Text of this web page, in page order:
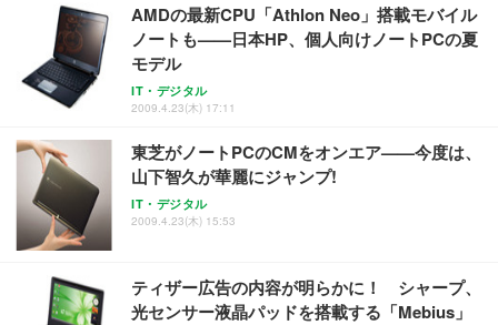
ト 幅52×奥行58.5×高さ84～96cm テレワーク 在宅
勤務 ブラック
￥4,139
像低減 (3年保証 | 輝点保証 | 日本メーカー)
￥34,980
￥3,731
AMDの最新CPU「Athlon Neo」搭載モバイル
ノートも——日本HP、個人向けノートPCの夏
モデル
IT・デジタル
2009.4.23(木) 17:11
東芝がノートPCのCMをオンエア——今度は、
山下智久が華麗にジャンプ!
IT・デジタル
2009.4.23(木) 15:53
ティザー広告の内容が明らかに！ シャープ、
光センサー液晶パッドを搭載する「Mebius」